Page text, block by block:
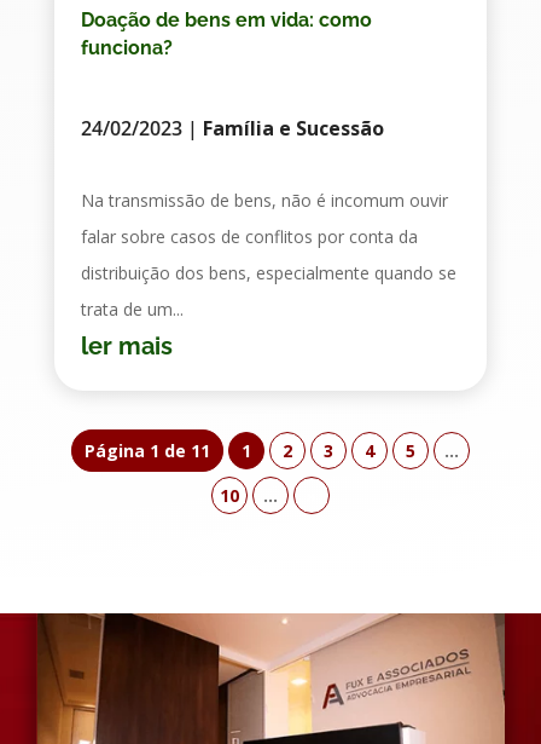
Doação de bens em vida: como
funciona?
24/02/2023| Família e Sucessão
Na transmissão de bens, não é incomum ouvir
falar sobre casos de conflitos por conta da
distribuição dos bens, especialmente quando se
trata de um...
ler mais
Página 1 de 11 1 2 3 4 5
...
10
...